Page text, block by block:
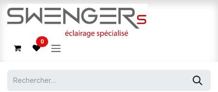
Se rendre au contenu
0